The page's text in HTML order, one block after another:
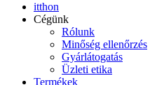
itthon
Cégünk
Rólunk
Minőség ellenőrzés
Gyárlátogatás
Üzleti etika
Termékek